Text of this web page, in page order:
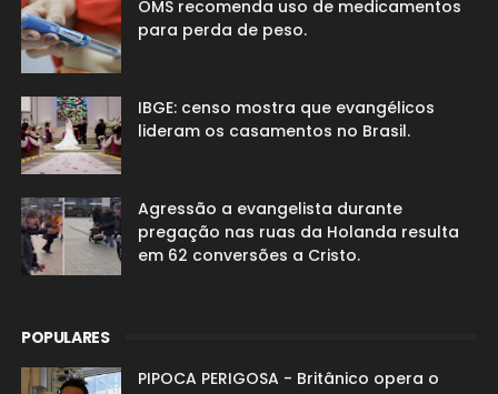
OMS recomenda uso de medicamentos
para perda de peso.
IBGE: censo mostra que evangélicos
lideram os casamentos no Brasil.
Agressão a evangelista durante
pregação nas ruas da Holanda resulta
em 62 conversões a Cristo.
POPULARES
PIPOCA PERIGOSA - Britânico opera o